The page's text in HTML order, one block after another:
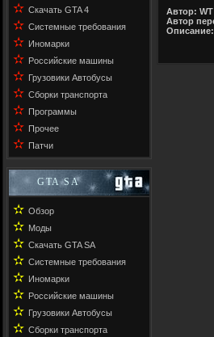
✫ Скачать GTA 4
✫ Системные требования
✫ Иномарки
✫ Российские машины
✫ Грузовики Автобусы
✫ Сборки транспорта
✫ Программы
✫ Прочее
✫ Патчи
GTA SA
✫ Обзор
✫ Моды
✫ Скачать GTA SA
✫ Системные требования
✫ Иномарки
✫ Российские машины
✫ Грузовики Автобусы
✫ Сборки транспорта
Автор: WT
Автор
Описание: